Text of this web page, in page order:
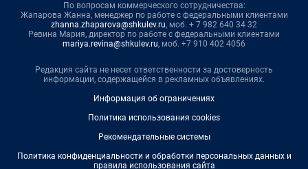
По вопросам коммерческого сотрудничества:
Жапарова Жанна, менеджер по работе с федеральными клиентами
zhanna.zhaparova@shkulev.ru, моб. + 7 982 640 34 32
Ревина Мария, директор по работе с федеральными клиентами
mariya.revina@shkulev.ru, моб. +7 910 402 4056
Редакция сайта не несет ответственности за достоверность
информации, содержащейся в рекламных объявлениях.
Информация об ограничениях
Политика использования cookies
Рекомендательные системы
Политика конфиденциальности и обработки персональных данных и
правила использования сайта